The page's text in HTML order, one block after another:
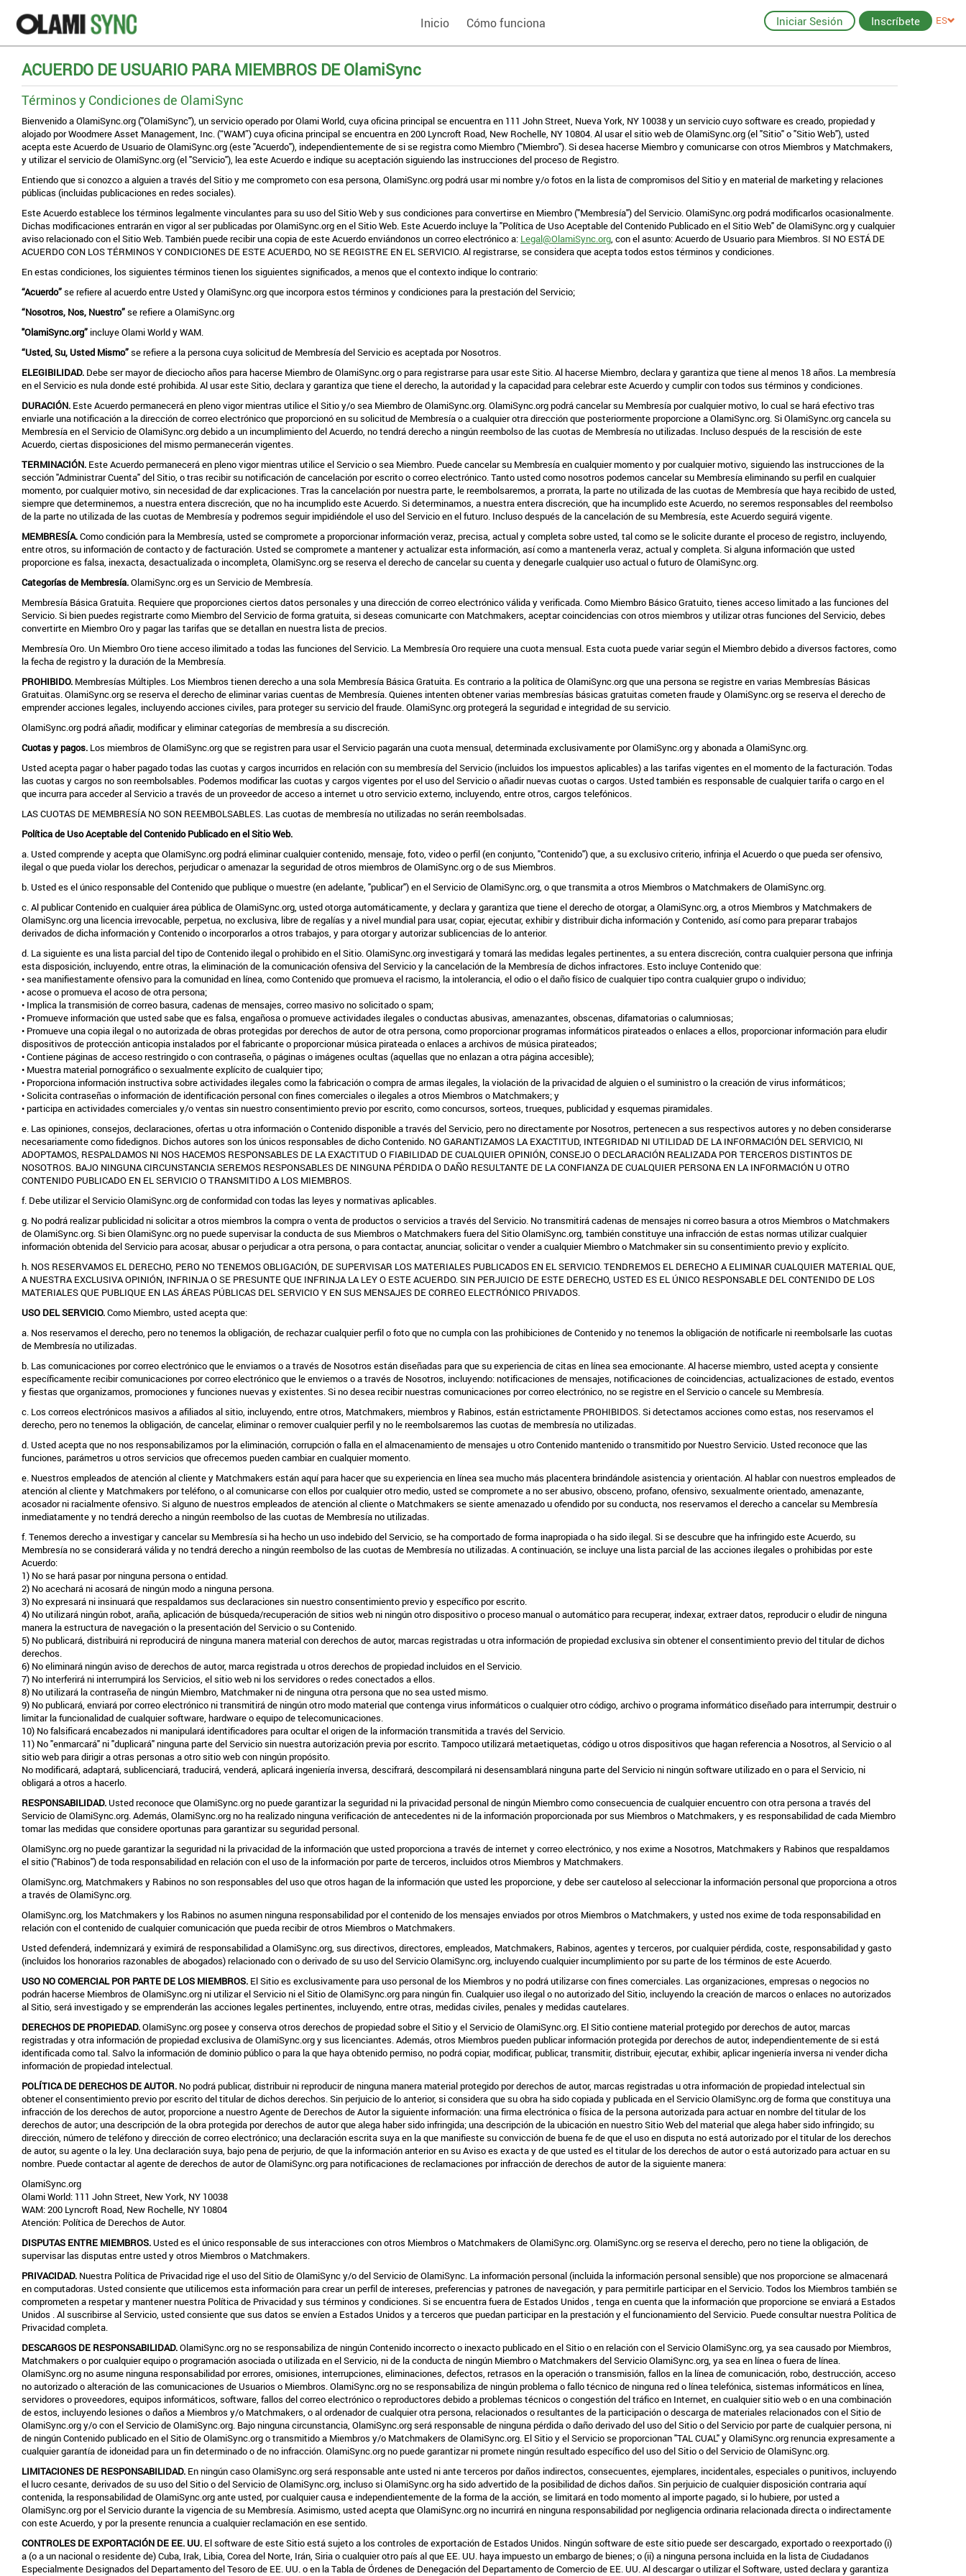
Inicio Cómo funciona Iniciar Sesión Inscríbete ES
ACUERDO DE USUARIO PARA MIEMBROS DE OlamiSync
Términos y Condiciones de OlamiSync
Bienvenido a OlamiSync.org ("OlamiSync"), un servicio operado por Olami World, cuya oficina principal se encuentra en 111 John Street, Nueva York, NY 10038 y un servicio cuyo software es creado, propiedad y
alojado por Woodmere Asset Management, Inc. (“WAM”) cuya oficina principal se encuentra en 200 Lyncroft Road, New Rochelle, NY 10804. Al usar el sitio web de OlamiSync.org (el "Sitio" o "Sitio Web"), usted
acepta este Acuerdo de Usuario de OlamiSync.org (este "Acuerdo"), independientemente de si se registra como Miembro ("Miembro"). Si desea hacerse Miembro y comunicarse con otros Miembros y Matchmakers,
y utilizar el servicio de OlamiSync.org (el "Servicio"), lea este Acuerdo e indique su aceptación siguiendo las instrucciones del proceso de Registro.
Entiendo que si conozco a alguien a través del Sitio y me comprometo con esa persona, OlamiSync.org podrá usar mi nombre y/o fotos en la lista de compromisos del Sitio y en material de marketing y relaciones
públicas (incluidas publicaciones en redes sociales).
Este Acuerdo establece los términos legalmente vinculantes para su uso del Sitio Web y sus condiciones para convertirse en Miembro ("Membresía") del Servicio. OlamiSync.org podrá modificarlos ocasionalmente.
Dichas modificaciones entrarán en vigor al ser publicadas por OlamiSync.org en el Sitio Web. Este Acuerdo incluye la "Política de Uso Aceptable del Contenido Publicado en el Sitio Web" de OlamiSync.org y cualquier
aviso relacionado con el Sitio Web. También puede recibir una copia de este Acuerdo enviándonos un correo electrónico a: Legal@OlamiSync.org, con el asunto: Acuerdo de Usuario para Miembros. SI NO ESTÁ DE
ACUERDO CON LOS TÉRMINOS Y CONDICIONES DE ESTE ACUERDO, NO SE REGISTRE EN EL SERVICIO. Al registrarse, se considera que acepta todos estos términos y condiciones.
En estas condiciones, los siguientes términos tienen los siguientes significados, a menos que el contexto indique lo contrario:
“Acuerdo”se refiere al acuerdo entre Usted y OlamiSync.org que incorpora estos términos y condiciones para la prestación del Servicio;
“Nosotros, Nos, Nuestro”se refiere a OlamiSync.org
"OlamiSync.org” incluye Olami World y WAM.
“Usted, Su, Usted Mismo”se refiere a la persona cuya solicitud de Membresía del Servicio es aceptada por Nosotros.
ELEGIBILIDAD. Debe ser mayor de dieciocho años para hacerse Miembro de OlamiSync.org o para registrarse para usar este Sitio. Al hacerse Miembro, declara y garantiza que tiene al menos 18 años. La membresía
en el Servicio es nula donde esté prohibida. Al usar este Sitio, declara y garantiza que tiene el derecho, la autoridad y la capacidad para celebrar este Acuerdo y cumplir con todos sus términos y condiciones.
DURACIÓN. Este Acuerdo permanecerá en pleno vigor mientras utilice el Sitio y/o sea Miembro de OlamiSync.org. OlamiSync.org podrá cancelar su Membresía por cualquier motivo, lo cual se hará efectivo tras
enviarle una notificación a la dirección de correo electrónico que proporcionó en su solicitud de Membresía o a cualquier otra dirección que posteriormente proporcione a OlamiSync.org. Si OlamiSync.org cancela su
Membresía en el Servicio de OlamiSync.org debido a un incumplimiento del Acuerdo, no tendrá derecho a ningún reembolso de las cuotas de Membresía no utilizadas. Incluso después de la rescisión de este
Acuerdo, ciertas disposiciones del mismo permanecerán vigentes.
TERMINACIÓN. Este Acuerdo permanecerá en pleno vigor mientras utilice el Servicio o sea Miembro. Puede cancelar su Membresía en cualquier momento y por cualquier motivo, siguiendo las instrucciones de la
sección "Administrar Cuenta" del Sitio, o tras recibir su notificación de cancelación por escrito o correo electrónico. Tanto usted como nosotros podemos cancelar su Membresía eliminando su perfil en cualquier
momento, por cualquier motivo, sin necesidad de dar explicaciones. Tras la cancelación por nuestra parte, le reembolsaremos, a prorrata, la parte no utilizada de las cuotas de Membresía que haya recibido de usted,
siempre que determinemos, a nuestra entera discreción, que no ha incumplido este Acuerdo. Si determinamos, a nuestra entera discreción, que ha incumplido este Acuerdo, no seremos responsables del reembolso
de la parte no utilizada de las cuotas de Membresía y podremos seguir impidiéndole el uso del Servicio en el futuro. Incluso después de la cancelación de su Membresía, este Acuerdo seguirá vigente.
MEMBRESÍA.Como condición para la Membresía, usted se compromete a proporcionar información veraz, precisa, actual y completa sobre usted, tal como se le solicite durante el proceso de registro, incluyendo,
entre otros, su información de contacto y de facturación. Usted se compromete a mantener y actualizar esta información, así como a mantenerla veraz, actual y completa. Si alguna información que usted
proporcione es falsa, inexacta, desactualizada o incompleta, OlamiSync.org se reserva el derecho de cancelar su cuenta y denegarle cualquier uso actual o futuro de OlamiSync.org.
Categorías de Membresía.OlamiSync.org es un Servicio de Membresía.
Membresía Básica Gratuita. Requiere que proporciones ciertos datos personales y una dirección de correo electrónico válida y verificada. Como Miembro Básico Gratuito, tienes acceso limitado a las funciones del
Servicio. Si bien puedes registrarte como Miembro del Servicio de forma gratuita, si deseas comunicarte con Matchmakers, aceptar coincidencias con otros miembros y utilizar otras funciones del Servicio, debes
convertirte en Miembro Oro y pagar las tarifas que se detallan en nuestra lista de precios.
Membresía Oro. Un Miembro Oro tiene acceso ilimitado a todas las funciones del Servicio. La Membresía Oro requiere una cuota mensual. Esta cuota puede variar según el Miembro debido a diversos factores, como
la fecha de registro y la duración de la Membresía.
PROHIBIDO. Membresías Múltiples. Los Miembros tienen derecho a una sola Membresía Básica Gratuita. Es contrario a la política de OlamiSync.org que una persona se registre en varias Membresías Básicas
Gratuitas. OlamiSync.org se reserva el derecho de eliminar varias cuentas de Membresía. Quienes intenten obtener varias membresías básicas gratuitas cometen fraude y OlamiSync.org se reserva el derecho de
emprender acciones legales, incluyendo acciones civiles, para proteger su servicio del fraude. OlamiSync.org protegerá la seguridad e integridad de su servicio.
OlamiSync.org podrá añadir, modificar y eliminar categorías de membresía a su discreción.
Cuotas y pagos. Los miembros de OlamiSync.org que se registren para usar el Servicio pagarán una cuota mensual, determinada exclusivamente por OlamiSync.org y abonada a OlamiSync.org.
Usted acepta pagar o haber pagado todas las cuotas y cargos incurridos en relación con su membresía del Servicio (incluidos los impuestos aplicables) a las tarifas vigentes en el momento de la facturación. Todas
las cuotas y cargos no son reembolsables. Podemos modificar las cuotas y cargos vigentes por el uso del Servicio o añadir nuevas cuotas o cargos. Usted también es responsable de cualquier tarifa o cargo en el
que incurra para acceder al Servicio a través de un proveedor de acceso a internet u otro servicio externo, incluyendo, entre otros, cargos telefónicos.
LAS CUOTAS DE MEMBRESÍA NO SON REEMBOLSABLES. Las cuotas de membresía no utilizadas no serán reembolsadas.
Política de Uso Aceptable del Contenido Publicado en el Sitio Web.
a. Usted comprende y acepta que OlamiSync.org podrá eliminar cualquier contenido, mensaje, foto, video o perfil (en conjunto, "Contenido") que, a su exclusivo criterio, infrinja el Acuerdo o que pueda ser ofensivo,
ilegal o que pueda violar los derechos, perjudicar o amenazar la seguridad de otros miembros de OlamiSync.org o de sus Miembros.
b. Usted es el único responsable del Contenido que publique o muestre (en adelante, "publicar") en el Servicio de OlamiSync.org, o que transmita a otros Miembros o Matchmakers de OlamiSync.org.
c. Al publicar Contenido en cualquier área pública de OlamiSync.org, usted otorga automáticamente, y declara y garantiza que tiene el derecho de otorgar, a OlamiSync.org, a otros Miembros y Matchmakers de
OlamiSync.org una licencia irrevocable, perpetua, no exclusiva, libre de regalías y a nivel mundial para usar, copiar, ejecutar, exhibir y distribuir dicha información y Contenido, así como para preparar trabajos
derivados de dicha información y Contenido o incorporarlos a otros trabajos, y para otorgar y autorizar sublicencias de lo anterior.
d. La siguiente es una lista parcial del tipo de Contenido ilegal o prohibido en el Sitio. OlamiSync.org investigará y tomará las medidas legales pertinentes, a su entera discreción, contra cualquier persona que infrinja
esta disposición, incluyendo, entre otras, la eliminación de la comunicación ofensiva del Servicio y la cancelación de la Membresía de dichos infractores. Esto incluye Contenido que:
• sea manifiestamente ofensivo para la comunidad en línea, como Contenido que promueva el racismo, la intolerancia, el odio o el daño físico de cualquier tipo contra cualquier grupo o individuo;
• acose o promueva el acoso de otra persona;
• Implica la transmisión de correo basura, cadenas de mensajes, correo masivo no solicitado o spam;
• Promueve información que usted sabe que es falsa, engañosa o promueve actividades ilegales o conductas abusivas, amenazantes, obscenas, difamatorias o calumniosas;
• Promueve una copia ilegal o no autorizada de obras protegidas por derechos de autor de otra persona, como proporcionar programas informáticos pirateados o enlaces a ellos, proporcionar información para eludir
dispositivos de protección anticopia instalados por el fabricante o proporcionar música pirateada o enlaces a archivos de música pirateados;
• Contiene páginas de acceso restringido o con contraseña, o páginas o imágenes ocultas (aquellas que no enlazan a otra página accesible);
• Muestra material pornográfico o sexualmente explícito de cualquier tipo;
• Proporciona información instructiva sobre actividades ilegales como la fabricación o compra de armas ilegales, la violación de la privacidad de alguien o el suministro o la creación de virus informáticos;
• Solicita contraseñas o información de identificación personal con fines comerciales o ilegales a otros Miembros o Matchmakers; y
• participa en actividades comerciales y/o ventas sin nuestro consentimiento previo por escrito, como concursos, sorteos, trueques, publicidad y esquemas piramidales.
e. Las opiniones, consejos, declaraciones, ofertas u otra información o Contenido disponible a través del Servicio, pero no directamente por Nosotros, pertenecen a sus respectivos autores y no deben considerarse
necesariamente como fidedignos. Dichos autores son los únicos responsables de dicho Contenido. NO GARANTIZAMOS LA EXACTITUD, INTEGRIDAD NI UTILIDAD DE LA INFORMACIÓN DEL SERVICIO, NI
ADOPTAMOS, RESPALDAMOS NI NOS HACEMOS RESPONSABLES DE LA EXACTITUD O FIABILIDAD DE CUALQUIER OPINIÓN, CONSEJO O DECLARACIÓN REALIZADA POR TERCEROS DISTINTOS DE
NOSOTROS. BAJO NINGUNA CIRCUNSTANCIA SEREMOS RESPONSABLES DE NINGUNA PÉRDIDA O DAÑO RESULTANTE DE LA CONFIANZA DE CUALQUIER PERSONA EN LA INFORMACIÓN U OTRO
CONTENIDO PUBLICADO EN EL SERVICIO O TRANSMITIDO A LOS MIEMBROS.
f. Debe utilizar el Servicio OlamiSync.org de conformidad con todas las leyes y normativas aplicables.
g. No podrá realizar publicidad ni solicitar a otros miembros la compra o venta de productos o servicios a través del Servicio. No transmitirá cadenas de mensajes ni correo basura a otros Miembros o Matchmakers
de OlamiSync.org. Si bien OlamiSync.org no puede supervisar la conducta de sus Miembros o Matchmakers fuera del Sitio OlamiSync.org, también constituye una infracción de estas normas utilizar cualquier
información obtenida del Servicio para acosar, abusar o perjudicar a otra persona, o para contactar, anunciar, solicitar o vender a cualquier Miembro o Matchmaker sin su consentimiento previo y explícito.
h. NOS RESERVAMOS EL DERECHO, PERO NO TENEMOS OBLIGACIÓN, DE SUPERVISAR LOS MATERIALES PUBLICADOS EN EL SERVICIO. TENDREMOS EL DERECHO A ELIMINAR CUALQUIER MATERIAL QUE,
A NUESTRA EXCLUSIVA OPINIÓN, INFRINJA O SE PRESUNTE QUE INFRINJA LA LEY O ESTE ACUERDO. SIN PERJUICIO DE ESTE DERECHO, USTED ES EL ÚNICO RESPONSABLE DEL CONTENIDO DE LOS
MATERIALES QUE PUBLIQUE EN LAS ÁREAS PÚBLICAS DEL SERVICIO Y EN SUS MENSAJES DE CORREO ELECTRÓNICO PRIVADOS.
USO DEL SERVICIO.Como Miembro, usted acepta que:
a. Nos reservamos el derecho, pero no tenemos la obligación, de rechazar cualquier perfil o foto que no cumpla con las prohibiciones de Contenido y no tenemos la obligación de notificarle ni reembolsarle las cuotas
de Membresía no utilizadas.
b. Las comunicaciones por correo electrónico que le enviamos o a través de Nosotros están diseñadas para que su experiencia de citas en línea sea emocionante. Al hacerse miembro, usted acepta y consiente
específicamente recibir comunicaciones por correo electrónico que le enviemos o a través de Nosotros, incluyendo: notificaciones de mensajes, notificaciones de coincidencias, actualizaciones de estado, eventos
y fiestas que organizamos, promociones y funciones nuevas y existentes. Si no desea recibir nuestras comunicaciones por correo electrónico, no se registre en el Servicio o cancele su Membresía.
c. Los correos electrónicos masivos a afiliados al sitio, incluyendo, entre otros, Matchmakers, miembros y Rabinos, están estrictamente PROHIBIDOS. Si detectamos acciones como estas, nos reservamos el
derecho, pero no tenemos la obligación, de cancelar, eliminar o remover cualquier perfil y no le reembolsaremos las cuotas de membresía no utilizadas.
d. Usted acepta que no nos responsabilizamos por la eliminación, corrupción o falla en el almacenamiento de mensajes u otro Contenido mantenido o transmitido por Nuestro Servicio. Usted reconoce que las
funciones, parámetros u otros servicios que ofrecemos pueden cambiar en cualquier momento.
e. Nuestros empleados de atención al cliente y Matchmakers están aquí para hacer que su experiencia en línea sea mucho más placentera brindándole asistencia y orientación. Al hablar con nuestros empleados de
atención al cliente y Matchmakers por teléfono, o al comunicarse con ellos por cualquier otro medio, usted se compromete a no ser abusivo, obsceno, profano, ofensivo, sexualmente orientado, amenazante,
acosador ni racialmente ofensivo. Si alguno de nuestros empleados de atención al cliente o Matchmakers se siente amenazado u ofendido por su conducta, nos reservamos el derecho a cancelar su Membresía
inmediatamente y no tendrá derecho a ningún reembolso de las cuotas de Membresía no utilizadas.
f. Tenemos derecho a investigar y cancelar su Membresía si ha hecho un uso indebido del Servicio, se ha comportado de forma inapropiada o ha sido ilegal. Si se descubre que ha infringido este Acuerdo, su
Membresía no se considerará válida y no tendrá derecho a ningún reembolso de las cuotas de Membresía no utilizadas. A continuación, se incluye una lista parcial de las acciones ilegales o prohibidas por este
Acuerdo:
1) No se hará pasar por ninguna persona o entidad.
2) No acechará ni acosará de ningún modo a ninguna persona.
3) No expresará ni insinuará que respaldamos sus declaraciones sin nuestro consentimiento previo y específico por escrito.
4) No utilizará ningún robot, araña, aplicación de búsqueda/recuperación de sitios web ni ningún otro dispositivo o proceso manual o automático para recuperar, indexar, extraer datos, reproducir o eludir de ninguna
manera la estructura de navegación o la presentación del Servicio o su Contenido.
5) No publicará, distribuirá ni reproducirá de ninguna manera material con derechos de autor, marcas registradas u otra información de propiedad exclusiva sin obtener el consentimiento previo del titular de dichos
derechos.
6) No eliminará ningún aviso de derechos de autor, marca registrada u otros derechos de propiedad incluidos en el Servicio.
7) No interferirá ni interrumpirá los Servicios, el sitio web ni los servidores o redes conectados a ellos.
8) No utilizará la contraseña de ningún Miembro, Matchmaker ni de ninguna otra persona que no sea usted mismo.
9) No publicará, enviará por correo electrónico ni transmitirá de ningún otro modo material que contenga virus informáticos o cualquier otro código, archivo o programa informático diseñado para interrumpir, destruir o
limitar la funcionalidad de cualquier software, hardware o equipo de telecomunicaciones.
10) No falsificará encabezados ni manipulará identificadores para ocultar el origen de la información transmitida a través del Servicio.
11) No "enmarcará" ni "duplicará" ninguna parte del Servicio sin nuestra autorización previa por escrito. Tampoco utilizará metaetiquetas, código u otros dispositivos que hagan referencia a Nosotros, al Servicio o al
sitio web para dirigir a otras personas a otro sitio web con ningún propósito.
No modificará, adaptará, sublicenciará, traducirá, venderá, aplicará ingeniería inversa, descifrará, descompilará ni desensamblará ninguna parte del Servicio ni ningún software utilizado en o para el Servicio, ni
obligará a otros a hacerlo.
RESPONSABILIDAD. Usted reconoce que OlamiSync.org no puede garantizar la seguridad ni la privacidad personal de ningún Miembro como consecuencia de cualquier encuentro con otra persona a través del
Servicio de OlamiSync.org. Además, OlamiSync.org no ha realizado ninguna verificación de antecedentes ni de la información proporcionada por sus Miembros o Matchmakers, y es responsabilidad de cada Miembro
tomar las medidas que considere oportunas para garantizar su seguridad personal.
OlamiSync.org no puede garantizar la seguridad ni la privacidad de la información que usted proporciona a través de internet y correo electrónico, y nos exime a Nosotros, Matchmakers y Rabinos que respaldamos
el sitio ("Rabinos") de toda responsabilidad en relación con el uso de la información por parte de terceros, incluidos otros Miembros y Matchmakers.
OlamiSync.org, Matchmakers y Rabinos no son responsables del uso que otros hagan de la información que usted les proporcione, y debe ser cauteloso al seleccionar la información personal que proporciona a otros
a través de OlamiSync.org.
OlamiSync.org, los Matchmakers y los Rabinos no asumen ninguna responsabilidad por el contenido de los mensajes enviados por otros Miembros o Matchmakers, y usted nos exime de toda responsabilidad en
relación con el contenido de cualquier comunicación que pueda recibir de otros Miembros o Matchmakers.
Usted defenderá, indemnizará y eximirá de responsabilidad a OlamiSync.org, sus directivos, directores, empleados, Matchmakers, Rabinos, agentes y terceros, por cualquier pérdida, coste, responsabilidad y gasto
(incluidos los honorarios razonables de abogados) relacionado con o derivado de su uso del Servicio OlamiSync.org, incluyendo cualquier incumplimiento por su parte de los términos de este Acuerdo.
USO NO COMERCIAL POR PARTE DE LOS MIEMBROS. El Sitio es exclusivamente para uso personal de los Miembros y no podrá utilizarse con fines comerciales. Las organizaciones, empresas o negocios no
podrán hacerse Miembros de OlamiSync.org ni utilizar el Servicio ni el Sitio de OlamiSync.org para ningún fin. Cualquier uso ilegal o no autorizado del Sitio, incluyendo la creación de marcos o enlaces no autorizados
al Sitio, será investigado y se emprenderán las acciones legales pertinentes, incluyendo, entre otras, medidas civiles, penales y medidas cautelares.
DERECHOS DE PROPIEDAD.OlamiSync.org posee y conserva otros derechos de propiedad sobre el Sitio y el Servicio de OlamiSync.org. El Sitio contiene material protegido por derechos de autor, marcas
registradas y otra información de propiedad exclusiva de OlamiSync.org y sus licenciantes. Además, otros Miembros pueden publicar información protegida por derechos de autor, independientemente de si está
identificada como tal. Salvo la información de dominio público o para la que haya obtenido permiso, no podrá copiar, modificar, publicar, transmitir, distribuir, ejecutar, exhibir, aplicar ingeniería inversa ni vender dicha
información de propiedad intelectual.
POLÍTICA DE DERECHOS DE AUTOR. No podrá publicar, distribuir ni reproducir de ninguna manera material protegido por derechos de autor, marcas registradas u otra información de propiedad intelectual sin
obtener el consentimiento previo por escrito del titular de dichos derechos. Sin perjuicio de lo anterior, si considera que su obra ha sido copiada y publicada en el Servicio OlamiSync.org de forma que constituya una
infracción de los derechos de autor, proporcione a nuestro Agente de Derechos de Autor la siguiente información: una firma electrónica o física de la persona autorizada para actuar en nombre del titular de los
derechos de autor; una descripción de la obra protegida por derechos de autor que alega haber sido infringida; una descripción de la ubicación en nuestro Sitio Web del material que alega haber sido infringido; su
dirección, número de teléfono y dirección de correo electrónico; una declaración escrita suya en la que manifieste su convicción de buena fe de que el uso en disputa no está autorizado por el titular de los derechos
de autor, su agente o la ley. Una declaración suya, bajo pena de perjurio, de que la información anterior en su Aviso es exacta y de que usted es el titular de los derechos de autor o está autorizado para actuar en su
nombre. Puede contactar al agente de derechos de autor de OlamiSync.org para notificaciones de reclamaciones por infracción de derechos de autor de la siguiente manera:
OlamiSync.org
Olami World: 111 John Street, New York, NY 10038
WAM: 200 Lyncroft Road, New Rochelle, NY 10804
Atención: Política de Derechos de Autor.
DISPUTAS ENTRE MIEMBROS. Usted es el único responsable de sus interacciones con otros Miembros o Matchmakers de OlamiSync.org. OlamiSync.org se reserva el derecho, pero no tiene la obligación, de
supervisar las disputas entre usted y otros Miembros o Matchmakers.
PRIVACIDAD. Nuestra Política de Privacidad rige el uso del Sitio de OlamiSync y/o del Servicio de OlamiSync. La información personal (incluida la información personal sensible) que nos proporcione se almacenará
en computadoras. Usted consiente que utilicemos esta información para crear un perfil de intereses, preferencias y patrones de navegación, y para permitirle participar en el Servicio. Todos los Miembros también se
comprometen a respetar y mantener nuestra Política de Privacidad y sus términos y condiciones. Si se encuentra fuera de Estados Unidos , tenga en cuenta que la información que proporcione se enviará a Estados
Unidos . Al suscribirse al Servicio, usted consiente que sus datos se envíen a Estados Unidos y a terceros que puedan participar en la prestación y el funcionamiento del Servicio. Puede consultar nuestra Política de
Privacidad completa.
DESCARGOS DE RESPONSABILIDAD.OlamiSync.org no se responsabiliza de ningún Contenido incorrecto o inexacto publicado en el Sitio o en relación con el Servicio OlamiSync.org, ya sea causado por Miembros,
Matchmakers o por cualquier equipo o programación asociada o utilizada en el Servicio, ni de la conducta de ningún Miembro o Matchmakers del Servicio OlamiSync.org, ya sea en línea o fuera de línea.
OlamiSync.org no asume ninguna responsabilidad por errores, omisiones, interrupciones, eliminaciones, defectos, retrasos en la operación o transmisión, fallos en la línea de comunicación, robo, destrucción, acceso
no autorizado o alteración de las comunicaciones de Usuarios o Miembros. OlamiSync.org no se responsabiliza de ningún problema o fallo técnico de ninguna red o línea telefónica, sistemas informáticos en línea,
servidores o proveedores, equipos informáticos, software, fallos del correo electrónico o reproductores debido a problemas técnicos o congestión del tráfico en Internet, en cualquier sitio web o en una combinación
de estos, incluyendo lesiones o daños a Miembros y/o Matchmakers, o al ordenador de cualquier otra persona, relacionados o resultantes de la participación o descarga de materiales relacionados con el Sitio de
OlamiSync.org y/o con el Servicio de OlamiSync.org. Bajo ninguna circunstancia, OlamiSync.org será responsable de ninguna pérdida o daño derivado del uso del Sitio o del Servicio por parte de cualquier persona, ni
de ningún Contenido publicado en el Sitio de OlamiSync.org o transmitido a Miembros y/o Matchmakers de OlamiSync.org. El Sitio y el Servicio se proporcionan "TAL CUAL" y OlamiSync.org renuncia expresamente a
cualquier garantía de idoneidad para un fin determinado o de no infracción. OlamiSync.org no puede garantizar ni promete ningún resultado específico del uso del Sitio o del Servicio de OlamiSync.org.
LIMITACIONES DE RESPONSABILIDAD. En ningún caso OlamiSync.org será responsable ante usted ni ante terceros por daños indirectos, consecuentes, ejemplares, incidentales, especiales o punitivos, incluyendo
el lucro cesante, derivados de su uso del Sitio o del Servicio de OlamiSync.org, incluso si OlamiSync.org ha sido advertido de la posibilidad de dichos daños. Sin perjuicio de cualquier disposición contraria aquí
contenida, la responsabilidad de OlamiSync.org ante usted, por cualquier causa e independientemente de la forma de la acción, se limitará en todo momento al importe pagado, si lo hubiere, por usted a
OlamiSync.org por el Servicio durante la vigencia de su Membresía. Asimismo, usted acepta que OlamiSync.org no incurrirá en ninguna responsabilidad por negligencia ordinaria relacionada directa o indirectamente
con este Acuerdo, y por la presente renuncia a cualquier reclamación en ese sentido.
CONTROLES DE EXPORTACIÓN DE EE. UU. El software de este Sitio está sujeto a los controles de exportación de Estados Unidos. Ningún software de este sitio puede ser descargado, exportado o reexportado (i)
a (o a un nacional o residente de) Cuba, Irak, Libia, Corea del Norte, Irán, Siria o cualquier otro país al que EE. UU. haya impuesto un embargo de bienes; o (ii) a ninguna persona incluida en la lista de Ciudadanos
Especialmente Designados del Departamento del Tesoro de EE. UU. o en la Tabla de Órdenes de Denegación del Departamento de Comercio de EE. UU. Al descargar o utilizar el Software, usted declara y garantiza